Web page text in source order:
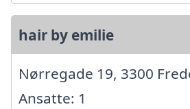
hair by emilie
Nørregade 19, 3300
Ansatte: 1